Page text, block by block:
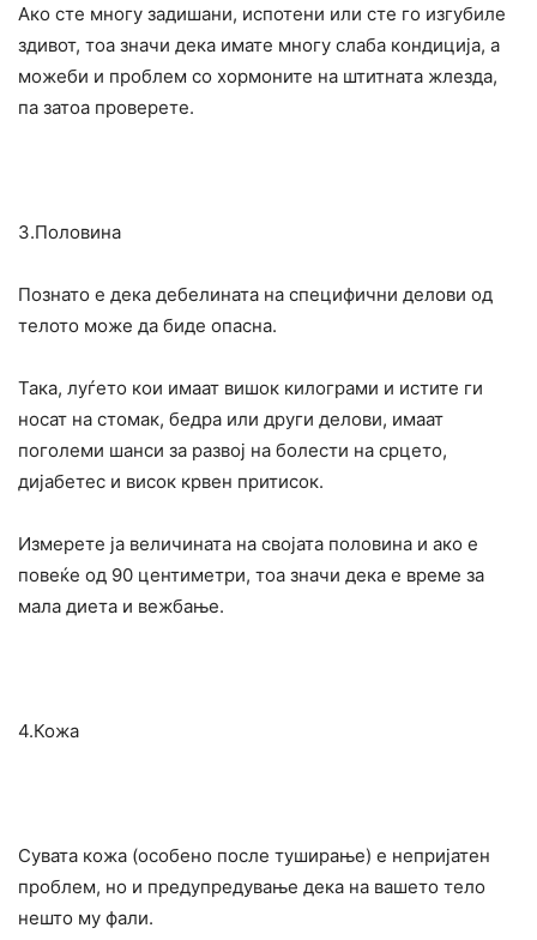
Ако сте многу задишани, испотени или сте го изгубиле
здивот, тоа значи дека имате многу слаба кондиција, а
можеби и проблем со хормоните на штитната жлезда,
па затоа проверете.
3.Половина
Познато е дека дебелината на специфични делови од
телото може да биде опасна.
Така, луѓето кои имаат вишок килограми и истите ги
носат на стомак, бедра или други делови, имаат
поголеми шанси за развој на болести на срцето,
дијабетес и висок крвен притисок.
Измерете ја величината на својата половина и ако е
повеќе од 90 центиметри, тоа значи дека е време за
мала диета и вежбање.
4.Кожа
Сувата кожа (особено после туширање) е непријатен
проблем, но и предупредување дека на вашето тело
нешто му фали.